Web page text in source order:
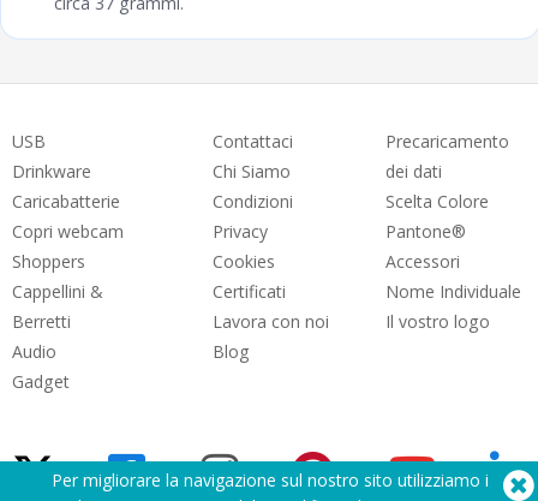
USB
Drinkware
Caricabatterie
Copri webcam
Shoppers
Cappellini &
Berretti
Audio
Gadget
Contattaci
Chi Siamo
Condizioni
Privacy
Cookies
Certificati
Lavora con noi
Blog
Precaricamento
dei dati
Scelta Colore
Pantone®
Accessori
Nome Individuale
Il vostro logo
Per migliorare la navigazione sul nostro sito utilizziamo i